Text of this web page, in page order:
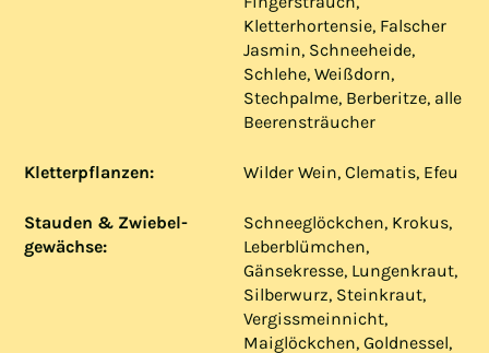
Kletterhortensie, Falscher
Jasmin, Schneeheide,
Schlehe, Weißdorn,
Stechpalme, Berberitze, alle
Beerensträucher
Kletterpflanzen: Wilder Wein, Clematis, Efeu
Stauden & Zwiebel­
gewächse:
Schneeglöckchen, Krokus,
Leberblümchen,
Gänsekresse, Lungenkraut,
Silberwurz, Steinkraut,
Vergiss­meinnicht,
Maiglöckchen, Goldnessel,